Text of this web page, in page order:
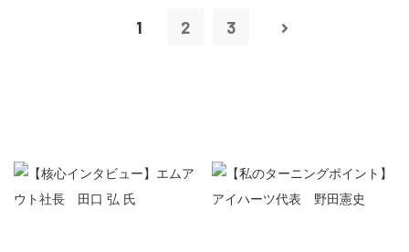
1 2 3